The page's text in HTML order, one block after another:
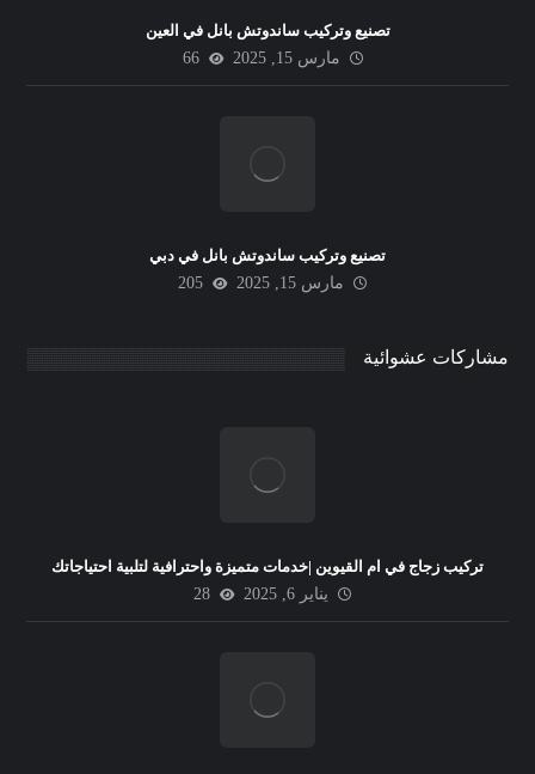
تصنيع وتركيب ساندوتش بانل في العين
مارس 15, 2025
66
تصنيع وتركيب ساندوتش بانل في دبي
مارس 15, 2025
205
مشاركات عشوائية
تركيب زجاج في ام القيوين |خدمات متميزة واحترافية لتلبية احتياجاتك
يناير 6, 2025
28